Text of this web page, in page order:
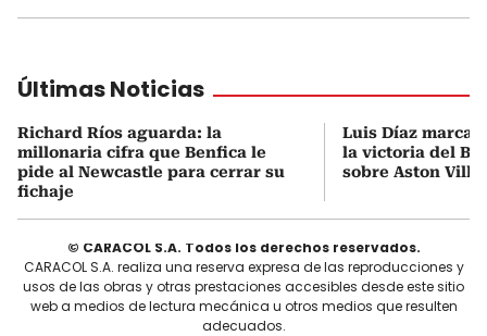
Últimas Noticias
Richard Ríos aguarda: la
millonaria cifra que Benfica le
pide al Newcastle para cerrar su
fichaje
Luis Díaz marca
la victoria del
sobre Aston
© CARACOL S.A. Todos los derechos reservados.
CARACOL S.A. realiza una reserva expresa de las reproducciones y
usos de las obras y otras prestaciones accesibles desde este sitio
web a medios de lectura mecánica u otros medios que resulten
adecuados.